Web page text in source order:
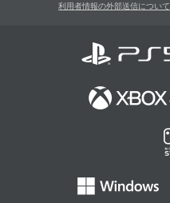
利用者情報の外部送信について